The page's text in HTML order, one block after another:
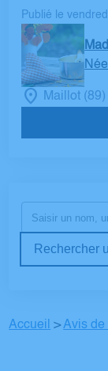
Publié le
Maillot (89)
Rechercher
Accueil >Avis de